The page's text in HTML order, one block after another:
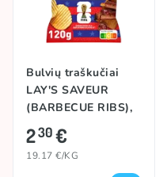
Bulvių traškučiai
LAY'S SAVEUR
(BARBECUE RIBS),
120g
230€
19.17 €/KG